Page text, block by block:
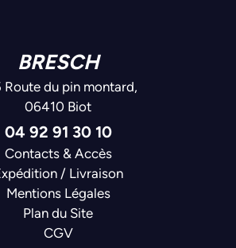
BRESCH
Route du pin montard,
06410 Biot
04 92 91 30 10
Contacts & Accès
/ Livraison
Mentions Légales
Plan du Site
CGV